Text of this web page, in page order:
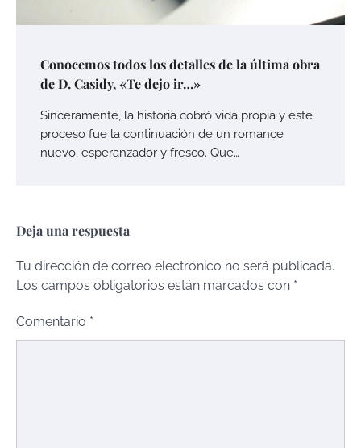
Conocemos todos los detalles de la última obra
de D. Casidy, «Te dejo ir…»
Sinceramente, la historia cobró vida propia y este
proceso fue la continuación de un romance
nuevo, esperanzador y fresco. Que…
Deja una respuesta
Tu dirección de correo electrónico no será publicada.
Los campos obligatorios están marcados con *
Comentario *